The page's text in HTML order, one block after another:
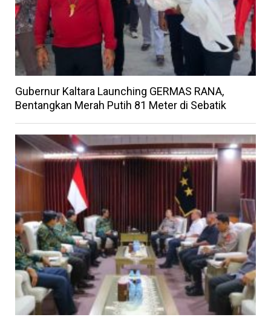
Gubernur Kaltara Launching GERMAS RANA,
Bentangkan Merah Putih 81 Meter di Sebatik